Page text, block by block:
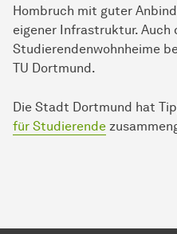
Hombruch mit guter
eigener Infrastruktur. Auch
Studierendenwohnheime
TU Dortmund.
Die Stadt Dortmund hat
für Studierende